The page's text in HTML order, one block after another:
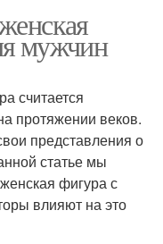
мужчин
считается
протяжении веков.
представления о
статье мы
фигура с
влияют на это